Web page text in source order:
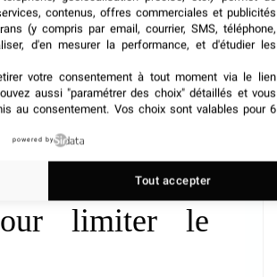
générée chez les
la suppression du bœuf dans
demande une forte
(utilisation d’OGM,
la production de méthane
initiative, la marque affirme
du bœuf, Salesforce a placé
limiter le
contenus, offres commerciales et publicités
(y compris par email, courrier, SMS, téléphone,
d'en mesurer la performance, et d'étudier les
votre consentement à tout moment via le lien
aussi "paramétrer des choix" détaillés et vous
au consentement. Vos choix sont valables pour 6
powered by
Tout accepter